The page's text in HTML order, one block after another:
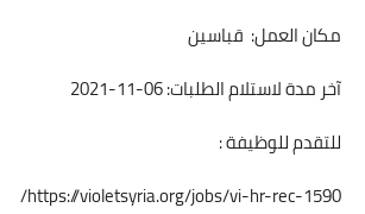
مكان العمل: قباسين
آخر مدة لاستلام الطلبات: 06-11-2021
للتقدم للوظيفة :
https://violetsyria.org/jobs/vi-hr-rec-1590/